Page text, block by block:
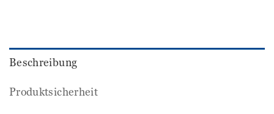
Beschreibung
Produktsicherheit